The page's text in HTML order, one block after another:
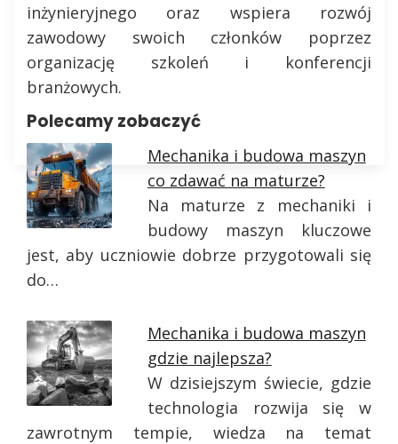
inżynieryjnego oraz wspiera rozwój
zawodowy swoich członków poprzez
organizację szkoleń i konferencji
branżowych.
Polecamy zobaczyć
Mechanika i budowa maszyn
co zdawać na maturze?
Na maturze z mechaniki i
budowy maszyn kluczowe
jest, aby uczniowie dobrze przygotowali się
do…
Mechanika i budowa maszyn
gdzie najlepsza?
W dzisiejszym świecie, gdzie
technologia rozwija się w
zawrotnym tempie, wiedza na temat